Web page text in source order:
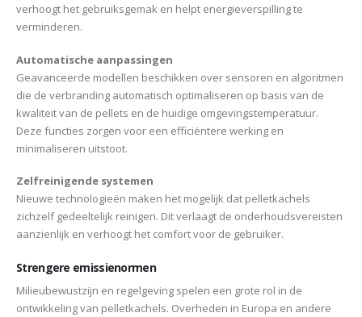
verhoogt het gebruiksgemak en helpt energieverspilling te
verminderen.
Automatische aanpassingen
Geavanceerde modellen beschikken over sensoren en algoritmen
die de verbranding automatisch optimaliseren op basis van de
kwaliteit van de pellets en de huidige omgevingstemperatuur.
Deze functies zorgen voor een efficiëntere werking en
minimaliseren uitstoot.
Zelfreinigende systemen
Nieuwe technologieën maken het mogelijk dat pelletkachels
zichzelf gedeeltelijk reinigen. Dit verlaagt de onderhoudsvereisten
aanzienlijk en verhoogt het comfort voor de gebruiker.
Strengere emissienormen
Milieubewustzijn en regelgeving spelen een grote rol in de
ontwikkeling van pelletkachels. Overheden in Europa en andere